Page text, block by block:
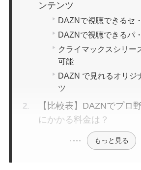
ンテンツ
DAZNで視聴できるセ
DAZNで視聴できるパ
クライマックスシリー
可能
DAZN で見れるオリジ
ツ
【比較表】DAZNでプロ
にかかる料金は？
もっと見る